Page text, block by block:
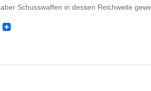
aber Schusswaffen in dessen Reichweite